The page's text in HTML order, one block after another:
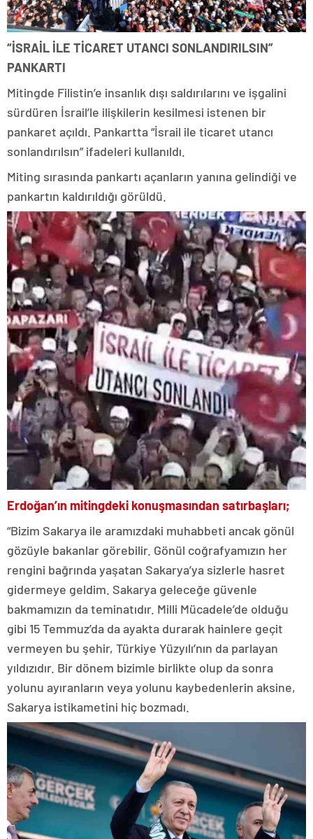
“İSRAİL İLE TİCARET UTANCI SONLANDIRILSIN”
PANKARTI
Mitingde Filistin’e insanlık dışı saldırılarını ve işgalini
sürdüren İsrail’le ilişkilerin kesilmesi istenen bir
pankaret açıldı. Pankartta “İsrail ile ticaret utancı
sonlandırılsın” ifadeleri kullanıldı.
Miting sırasında pankartı açanların yanına gelindiği ve
pankartın kaldırıldığı görüldü.
Erdoğan’ın mitingdeki konuşmasından satırbaşları;
“Bizim Sakarya ile aramızdaki muhabbeti ancak gönül
gözüyle bakanlar görebilir. Gönül coğrafyamızın her
rengini bağrında yaşatan Sakarya’ya sizlerle hasret
gidermeye geldim. Sakarya geleceğe güvenle
bakmamızın da teminatıdır. Milli Mücadele’de olduğu
gibi 15 Temmuz’da da ayakta durarak hainlere geçit
vermeyen bu şehir, Türkiye Yüzyılı’nın da parlayan
yıldızıdır. Bir dönem bizimle birlikte olup da sonra
yolunu ayıranların veya yolunu kaybedenlerin aksine,
Sakarya istikametini hiç bozmadı.